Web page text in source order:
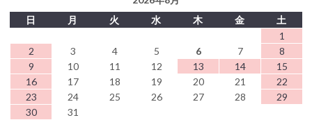
日
月 火 水 木 金
土
1
2
3 4 5 6 7
8
9
10 11 12 13 14
15
16
17 18 19 20 21
22
23
24 25 26 27 28
29
30
31